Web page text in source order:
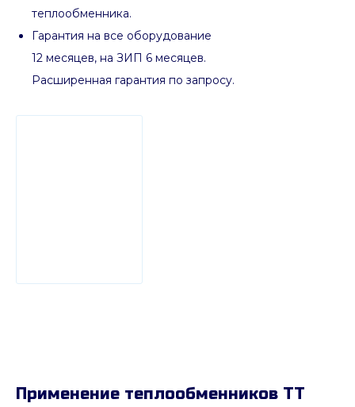
теплообменника.
Гарантия на все оборудование
12 месяцев, на ЗИП 6 месяцев.
Расширенная гарантия по запросу.
Применение теплообменников ТТ